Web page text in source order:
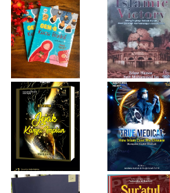
Isty Daiyah
Jejak Karya Impian
Firda Umayah
True Medical,
Bukan Sekadar
Buku Medis
Desi Wulan Sari
Refleksi Histori
dan Inspirasi
Generasi di Masa
Pandemi
“Achieving the
Impossible”
Firda Umayah
Sur'atul Badihah,
Panduan Berpikir
Cepat dan
Produktif